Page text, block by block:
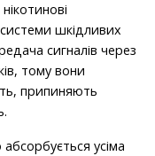
шкідли­вих
сиг­налів через
тому вони
припиняють
усіма